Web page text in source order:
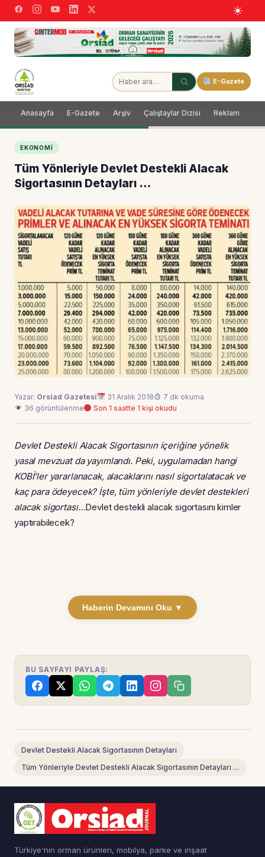
E-Gazete
Anasayfa E-Gazete Arşiv Çalıştaylar Dizisi Reklam
EKONOMI
Tüm Yönleriyle Devlet Destekli Alacak
Sigortasının Detayları …
Yazar: Orsiad Gazetesi 31 Aralık 2018
7 dk okuma
36 görüntülenme
Son 1 saatte 1 kişi okudu
Devlet Destekli Alacak Sigortasının içeriğine yönelik
yasal mevzuat da yayımlandı. Peki, uygulamadan hangi
KOBİ’ler yararlanacak, alacaklarını nasıl sigortalatacak ve
kaç para ödeyecek? İşte, tüm yönleriyle devlet destekleri
alacak sigortası…Devlet destekli alacak sigortasını kimler
yaptırabilecek?
Haberin Devamını Oku ▼
BU SAYFAYI PAYLAŞ:
Devlet Destekli Alacak Sigortasının Detayları
Tüm Yönleriyle Devlet Destekli Alacak Sigortasının Detayları …
Türkiye'nin orman ürünleri, mobilya, parke ve inşaat